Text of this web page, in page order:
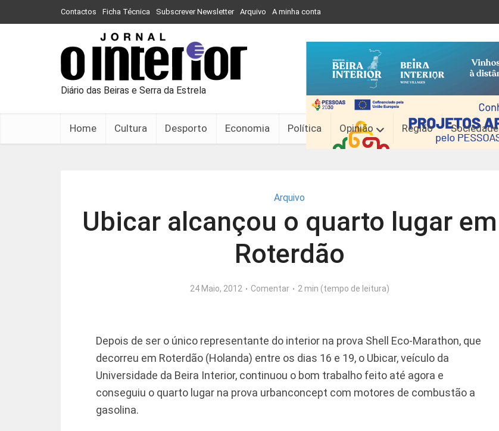
Contactos Ficha Técnica Subscrever Newsletter Arquivo A minha conta
Diário das Beiras e Serra da Estrela
Home Cultura Desporto Economia Política Opinião Região Sociedade
Arquivo
Ubicar alcançou o quarto lugar em
Roterdão
24 Maio, 2012 Comentar 2 min (tempo de leitura)
Depois de ser o único representante do interior na prova Shell Eco-Marathon, que
decorreu em Roterdão (Holanda) entre os dias 16 e 19, o Ubicar, veículo da
Universidade da Beira Interior, continuou o bom trabalho feito até agora e
conseguiu o quarto lugar na prova urbanconcept com motores de combustão a
gasolina.